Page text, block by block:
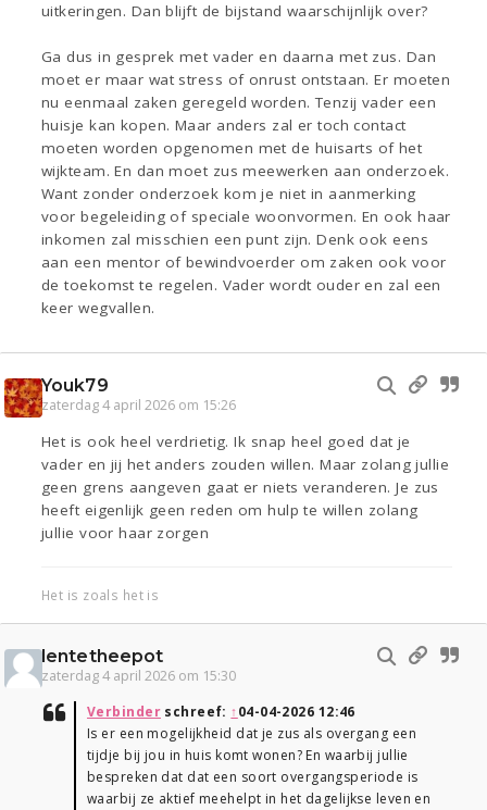
uitkeringen. Dan blijft de bijstand waarschijnlijk over?
Ga dus in gesprek met vader en daarna met zus. Dan
moet er maar wat stress of onrust ontstaan. Er moeten
nu eenmaal zaken geregeld worden. Tenzij vader een
huisje kan kopen. Maar anders zal er toch contact
moeten worden opgenomen met de huisarts of het
wijkteam. En dan moet zus meewerken aan onderzoek.
Want zonder onderzoek kom je niet in aanmerking
voor begeleiding of speciale woonvormen. En ook haar
inkomen zal misschien een punt zijn. Denk ook eens
aan een mentor of bewindvoerder om zaken ook voor
de toekomst te regelen. Vader wordt ouder en zal een
keer wegvallen.
Youk79
zaterdag 4 april 2026 om 15:26
Het is ook heel verdrietig. Ik snap heel goed dat je
vader en jij het anders zouden willen. Maar zolang jullie
geen grens aangeven gaat er niets veranderen. Je zus
heeft eigenlijk geen reden om hulp te willen zolang
jullie voor haar zorgen
Het is zoals het is
lentetheepot
zaterdag 4 april 2026 om 15:30
Verbinderschreef: ↑04-04-2026 12:46
Is er een mogelijkheid dat je zus als overgang een
tijdje bij jou in huis komt wonen? En waarbij jullie
bespreken dat dat een soort overgangsperiode is
waarbij ze aktief meehelpt in het dagelijkse leven en